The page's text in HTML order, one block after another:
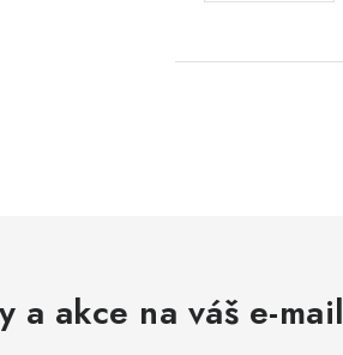
d
a akce na váš e-mail